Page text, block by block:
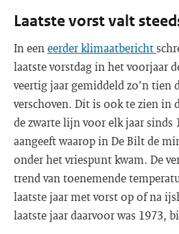
Laatste vorst valt
In een eerder klimaatbericht
laatste vorstdag in het voorjaar
veertig jaar gemiddeld zo'n tien
verschoven. Dit is ook te zien in
de zwarte lijn voor elk jaar sinds
aangeeft waarop in De Bilt de
onder het vriespunt kwam. De
trend van toenemende
laatste jaar met vorst op of na
laatste jaar daarvoor was 1973,